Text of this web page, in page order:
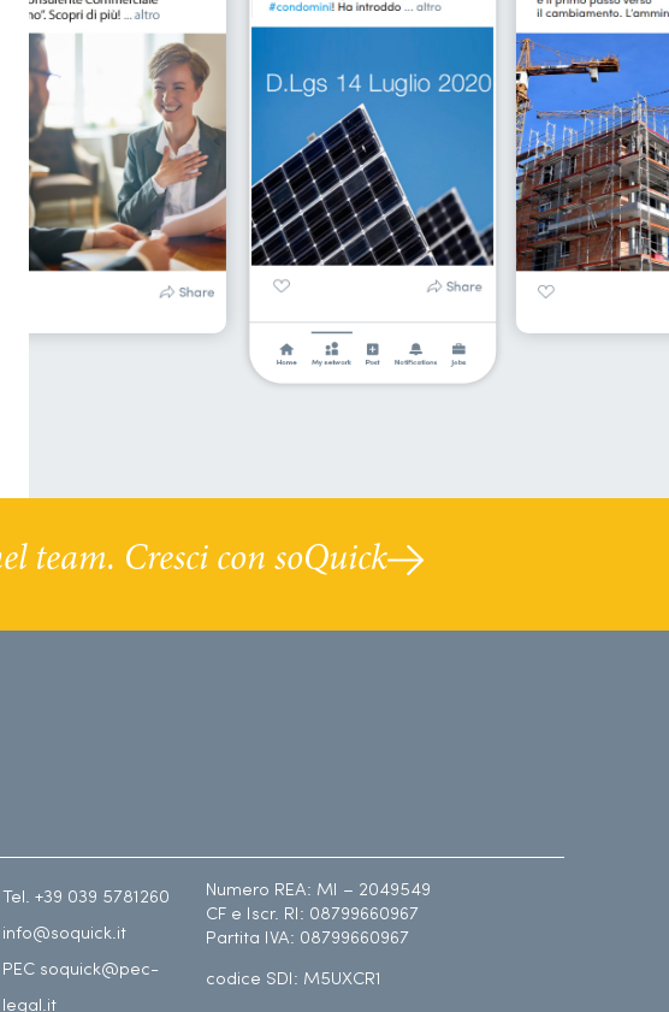
team. Cresci con soQuick
Tel. +39 039 5781260
info@soquick.it
PEC soquick@pec-
legal.it
Numero REA: MI – 2049549
CF e Iscr. RI: 08799660967
Partita IVA: 08799660967
codice SDI: M5UXCR1